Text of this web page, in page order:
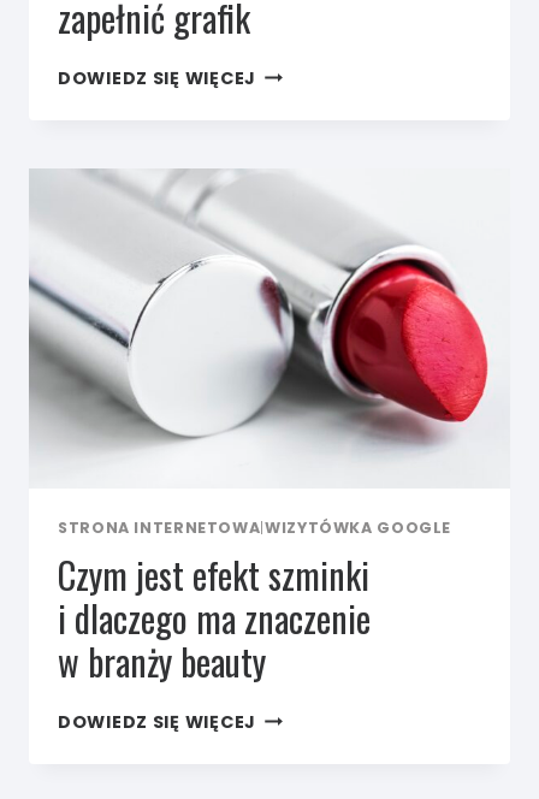
zapełnić grafik
DOWIEDZ SIĘ WIĘCEJ KRYZYS
W 2026
ZAPEŁNIĆ
GRAFIK
STRONA INTERNETOWA WIZYTÓWKA GOOGLE
Czym jest efekt szminki
i dlaczego ma znaczenie
w branży beauty
DOWIEDZ SIĘ WIĘCEJ CZYM